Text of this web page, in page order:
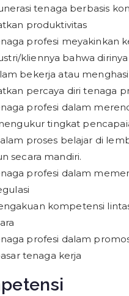
tenaga berbasis
produktivitas
profesi meyakinkan
kliennya bahwa dirinya
bekerja atau
percaya diri tenaga
profesi dalam
tingkat
proses belajar di
secara mandiri.
profesi dalam
kompetensi
profesi dalam
tenaga kerja